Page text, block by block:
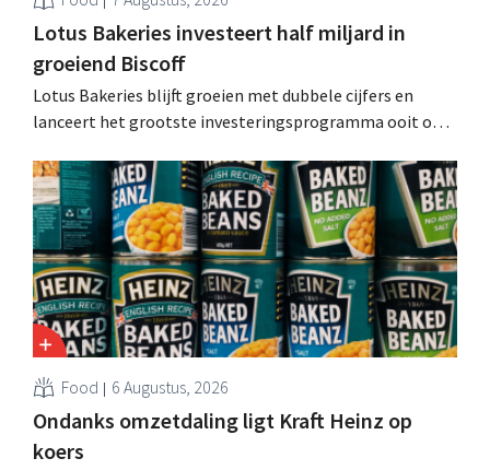
Lotus Bakeries investeert half miljard in
groeiend Biscoff
Lotus Bakeries blijft groeien met dubbele cijfers en
lanceert het grootste investeringsprogramma ooit om
moeten dit momentum grijpen”.
Food 6 Augustus, 2026
Ondanks omzetdaling ligt Kraft Heinz op
koers